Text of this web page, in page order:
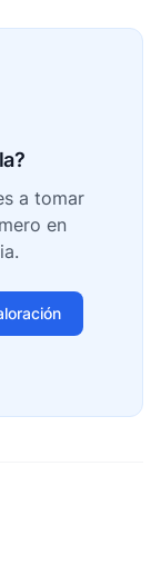
a tomar
en